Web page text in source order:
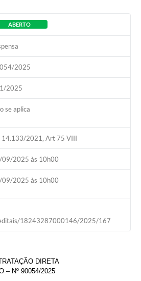
ABERTO
2025
2025
se aplica
14.133/2021, Art 75 VIII
2025 às 10h00
2025 às 10h00
18243287000146/2025/167
DIRETA
– Nº 90054/2025